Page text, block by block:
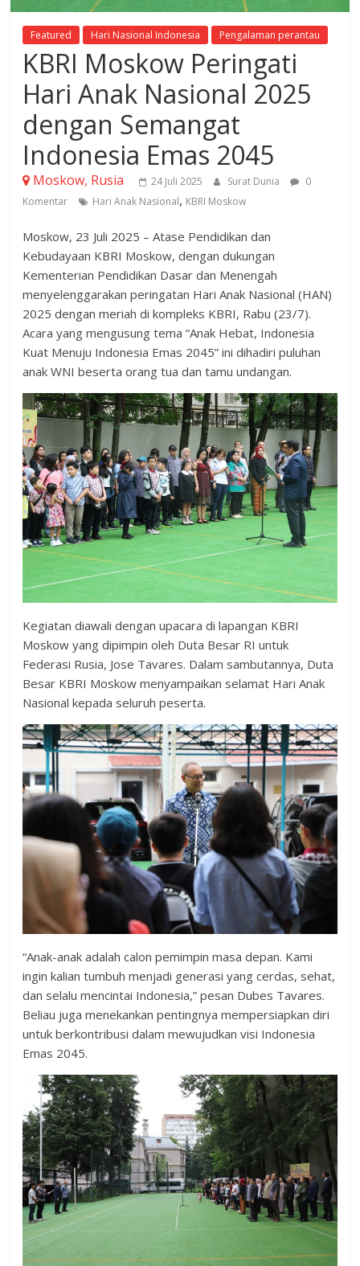
Featured Hari Nasional Indonesia Pengalaman perantau
KBRI Moskow Peringati
Hari Anak Nasional 2025
dengan Semangat
Indonesia Emas 2045
Moskow, Rusia 24 Juli 2025 Surat Dunia
0
Komentar
Hari Anak Nasional, KBRI Moskow
Moskow, 23 Juli 2025 – Atase Pendidikan dan
Kebudayaan KBRI Moskow, dengan dukungan
Kementerian Pendidikan Dasar dan Menengah
menyelenggarakan peringatan Hari Anak Nasional (HAN)
2025 dengan meriah di kompleks KBRI, Rabu (23/7).
Acara yang mengusung tema “Anak Hebat, Indonesia
Kuat Menuju Indonesia Emas 2045” ini dihadiri puluhan
anak WNI beserta orang tua dan tamu undangan.
Kegiatan diawali dengan upacara di lapangan KBRI
Moskow yang dipimpin oleh Duta Besar RI untuk
Federasi Rusia, Jose Tavares. Dalam sambutannya, Duta
Besar KBRI Moskow menyampaikan selamat Hari Anak
Nasional kepada seluruh peserta.
“Anak-anak adalah calon pemimpin masa depan. Kami
ingin kalian tumbuh menjadi generasi yang cerdas, sehat,
dan selalu mencintai Indonesia,” pesan Dubes Tavares.
Beliau juga menekankan pentingnya mempersiapkan diri
untuk berkontribusi dalam mewujudkan visi Indonesia
Emas 2045.